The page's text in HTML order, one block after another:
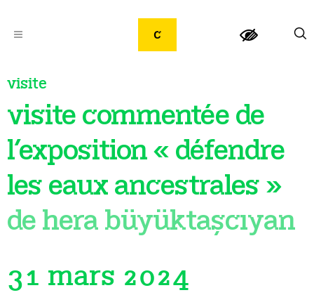
visite
visite commentée de
l’exposition « défendre
les eaux ancestrales »
de hera büyüktaşcıyan
31 mars 2024